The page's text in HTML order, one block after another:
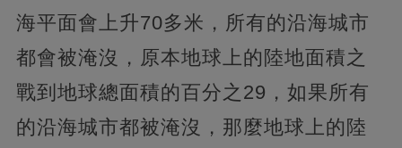
海平面會上升70多米，所有的沿海城市
都會被淹沒，原本地球上的陸地面積之
戰到地球總面積的百分之29，如果所有
的沿海城市都被淹沒，那麼地球上的陸